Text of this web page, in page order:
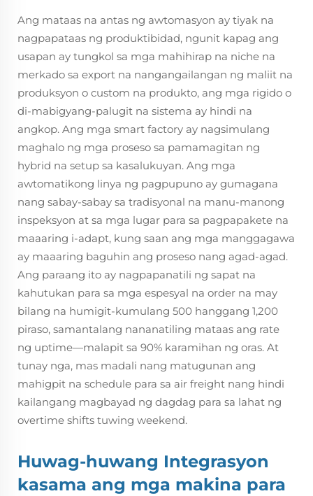
Ang mataas na antas ng awtomasyon ay tiyak na
nagpapataas ng produktibidad, ngunit kapag ang
usapan ay tungkol sa mga mahihirap na niche na
merkado sa export na nangangailangan ng maliit na
produksyon o custom na produkto, ang mga rigido o
di-mabigyang-palugit na sistema ay hindi na
angkop. Ang mga smart factory ay nagsimulang
maghalo ng mga proseso sa pamamagitan ng
hybrid na setup sa kasalukuyan. Ang mga
awtomatikong linya ng pagpupuno ay gumagana
nang sabay-sabay sa tradisyonal na manu-manong
inspeksyon at sa mga lugar para sa pagpapakete na
maaaring i-adapt, kung saan ang mga manggagawa
ay maaaring baguhin ang proseso nang agad-agad.
Ang paraang ito ay nagpapanatili ng sapat na
kahutukan para sa mga espesyal na order na may
bilang na humigit-kumulang 500 hanggang 1,200
piraso, samantalang nananatiling mataas ang rate
ng uptime—malapit sa 90% karamihan ng oras. At
tunay nga, mas madali nang matugunan ang
mahigpit na schedule para sa air freight nang hindi
kailangang magbayad ng dagdag para sa lahat ng
overtime shifts tuwing weekend.
Huwag-huwang Integrasyon
kasama ang mga makina para